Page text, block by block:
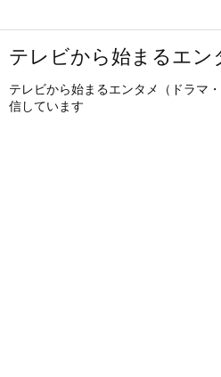
テレビから始まるエン
テレビから始まるエンタメ（ドラマ
信しています